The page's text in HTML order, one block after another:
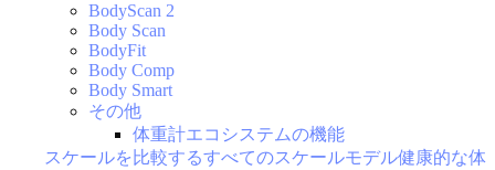
BodyScan 2
Body Scan
BodyFit
Body Comp
Body Smart
その他
体重計エコシステムの機能
スケールを比較するすべてのスケールモデル健康的な体